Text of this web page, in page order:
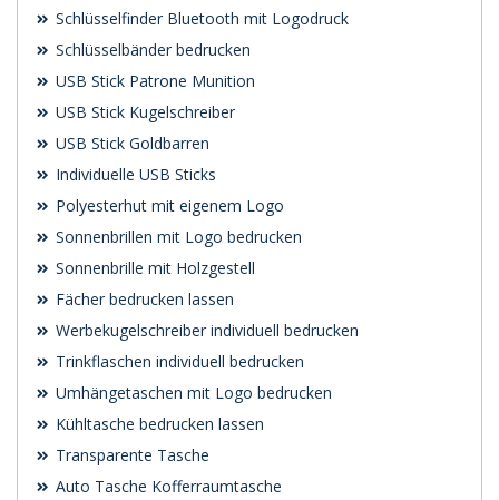
Schlüsselfinder Bluetooth mit Logodruck
Schlüsselbänder bedrucken
USB Stick Patrone Munition
USB Stick Kugelschreiber
USB Stick Goldbarren
Individuelle USB Sticks
Polyesterhut mit eigenem Logo
Sonnenbrillen mit Logo bedrucken
Sonnenbrille mit Holzgestell
Fächer bedrucken lassen
Werbekugelschreiber individuell bedrucken
Trinkflaschen individuell bedrucken
Umhängetaschen mit Logo bedrucken
Kühltasche bedrucken lassen
Transparente Tasche
Auto Tasche Kofferraumtasche